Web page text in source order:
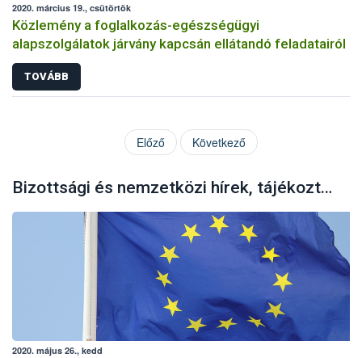
2020. március 19., csütörtök
Közlemény a foglalkozás-egészségügyi
alapszolgálatok járvány kapcsán ellátandó feladatairól
TOVÁBB
Előző Következő
Bizottsági és nemzetközi hírek, tájékoztatók
2020. május 26., kedd